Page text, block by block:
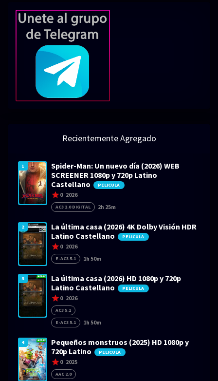
Recientemente Agregado
1
Spider-Man: Un nuevo día (2026) WEB
SCREENER 1080p y 720p Latino
Castellano
PELICULA
0 2026
AC3 2.0 DIGITAL 2h 25m
2
La última casa (2026) 4K Dolby Visión HDR
Latino Castellano
PELICULA
0 2026
E-AC3 5.1 1h 50m
3
La última casa (2026) HD 1080p y 720p
Latino Castellano
PELICULA
0 2026
AC3 5.1
E-AC3 5.1
1h 50m
4
Pequeños monstruos (2025) HD 1080p y
720p Latino
PELICULA
0 2025
AAC 2.0